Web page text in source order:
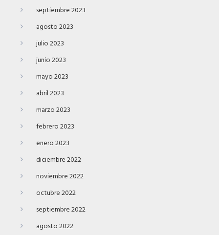
septiembre 2023
agosto 2023
julio 2023
junio 2023
mayo 2023
abril 2023
marzo 2023
febrero 2023
enero 2023
diciembre 2022
noviembre 2022
octubre 2022
septiembre 2022
agosto 2022